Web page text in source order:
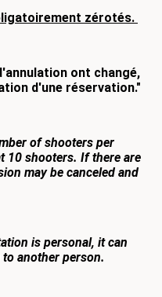
zérotés.
ont changé,
d'une réservation."
of shooters per
10 shooters. If there are
may be canceled and
is personal, it can
another person.